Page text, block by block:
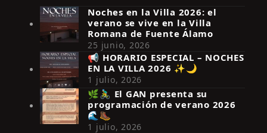
Síguenos en Instagram
Noches en la Villa 2026: el
verano se vive en la Villa
Romana de Fuente Álamo
25 junio, 2026
📢 HORARIO ESPECIAL – NOCHES
EN LA VILLA 2026 ✨🌙
1 julio, 2026
🌿🚴‍♂️ El GAN presenta su
programación de verano 2026
🌊🥾
1 julio, 2026